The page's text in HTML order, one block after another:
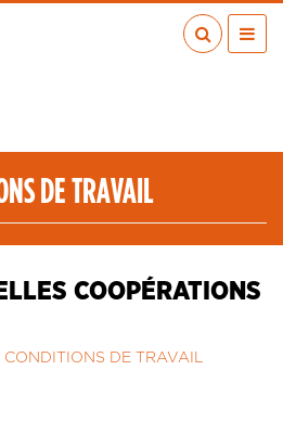
DE TRAVAIL
COOPÉRATIONS
CONDITIONS DE TRAVAIL